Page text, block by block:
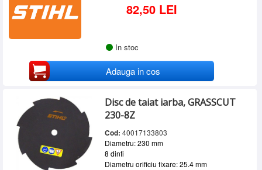
82,50 LEI
In stoc
Adauga in cos
Disc de taiat iarba, GRASSCUT
230-8Z
Cod: 40017133803
Diametru: 230 mm
8 dinti
Diametru orificiu fixare: 25.4 mm